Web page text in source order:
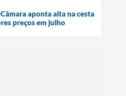
aponta alta na cesta
preços em julho